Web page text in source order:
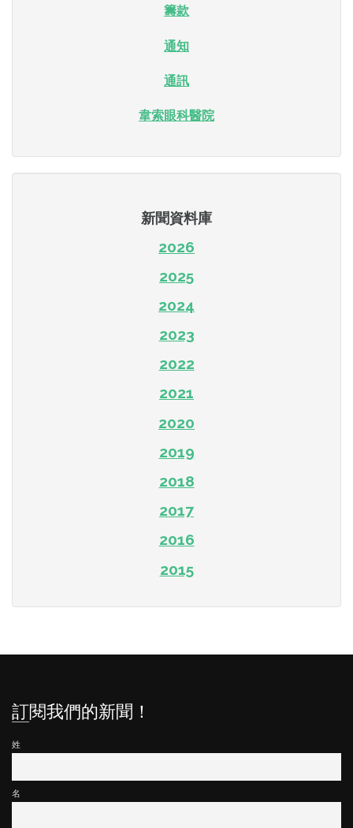
籌款
通知
通訊
韋索眼科醫院
新聞資料庫
2026
2025
2024
2023
2022
2021
2020
2019
2018
2017
2016
2015
訂閱我們的新聞！
姓
名